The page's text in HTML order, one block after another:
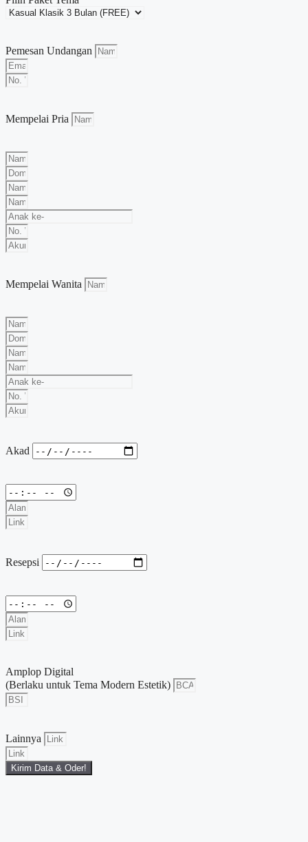
Pemesan Undangan
Mempelai Pria
Mempelai Wanita
Akad
Resepsi
Amplop Digital
(Berlaku untuk Tema Modern Estetik)
Lainnya
Kirim Data & Oder!